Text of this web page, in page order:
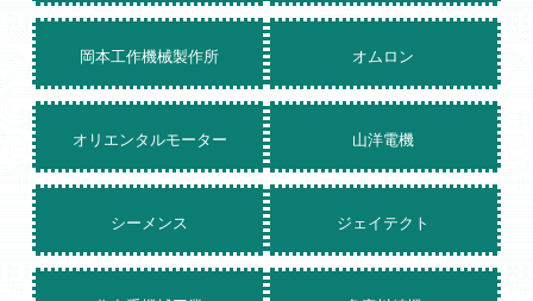
岡本工作機械製作所 オムロン
オリエンタルモーター 山洋電機
シーメンス ジェイテクト